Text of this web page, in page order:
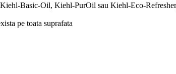
Basic-Oil, Kiehl-PurOil sau Kiehl-Eco-
pe toata suprafata